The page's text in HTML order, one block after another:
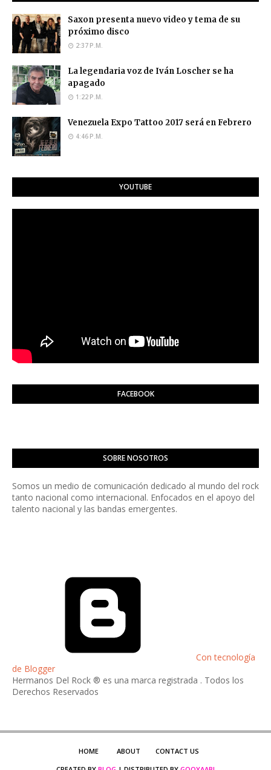
Saxon presenta nuevo video y tema de su
próximo disco
2:37 P.M.
La legendaria voz de Iván Loscher se ha
apagado
1:22 P.M.
Venezuela Expo Tattoo 2017 será en Febrero
4:46 P.M.
YOUTUBE
FACEBOOK
SOBRE NOSOTROS
Somos un medio de comunicación dedicado al mundo del rock
tanto nacional como internacional. Enfocados en el apoyo del
talento nacional y las bandas emergentes.
Con tecnología
de Blogger
Hermanos Del Rock ® es una marca registrada . Todos los
Derechos Reservados
HOME ABOUT
CONTACT US